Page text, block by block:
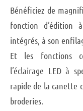
Bénéficiez de
fonction d’édition
intégrés, à son
Et les fonctions
l’éclairage LED à
rapide de la canette
broderies.